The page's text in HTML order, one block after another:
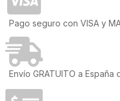
Pago seguro con VISA y
Envío GRATUITO a